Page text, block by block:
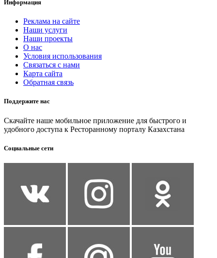
Информация
Реклама на сайте
Наши услуги
Наши проекты
О нас
Условия использования
Связаться с нами
Карта сайта
Обратная связь
Поддержите нас
Скачайте наше мобильное приложение для быстрого и
удобного доступа к Ресторанному порталу Казахстана
Социальные сети